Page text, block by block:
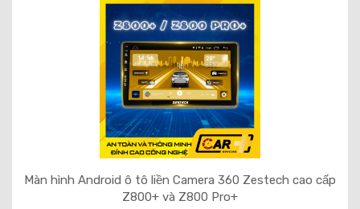
Màn hình Android ô tô liền Camera 360 Zestech cao cấp
Z800+ và Z800 Pro+